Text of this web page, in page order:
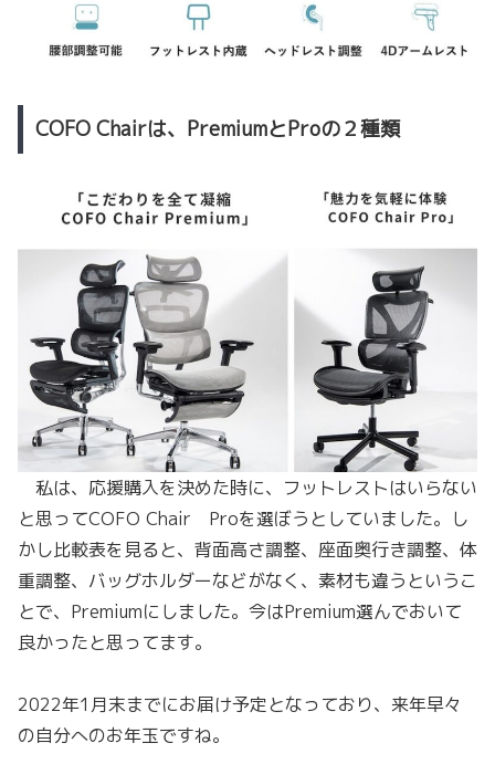
COFO Chairは、PremiumとProの２種類
私は、応援購入を決めた時に、フットレストはいらない
と思ってCOFO Chair Proを選ぼうとしていました。し
かし比較表を見ると、背面高さ調整、座面奥行き調整、体
重調整、バッグホルダーなどがなく、素材も違うというこ
とで、Premiumにしました。今はPremium選んでおいて
良かったと思ってます。
2022年1月末までにお届け予定となっており、来年早々
の自分へのお年玉ですね。